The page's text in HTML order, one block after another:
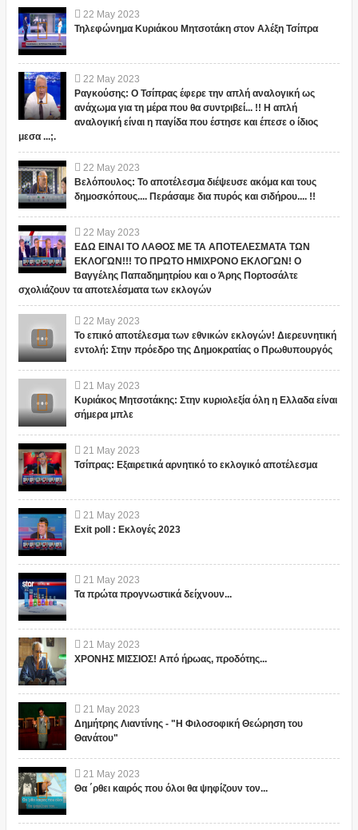
22 May 2023
Τηλεφώνημα Κυριάκου Μητσοτάκη στον Αλέξη Τσίπρα
22 May 2023
Ραγκούσης: Ο Τσίπρας έφερε την απλή αναλογική ως
ανάχωμα για τη μέρα που θα συντριβεί... !! Η απλή
αναλογική είναι η παγίδα που έστησε και έπεσε ο ίδιος
μεσα ...;.
22 May 2023
Βελόπουλος: Το αποτέλεσμα διέψευσε ακόμα και τους
δημοσκόπους.... Περάσαμε δια πυρός και σιδήρου.... !!
22 May 2023
ΕΔΩ ΕΙΝΑΙ ΤΟ ΛΑΘΟΣ ΜΕ ΤΑ ΑΠΟΤΕΛΕΣΜΑΤΑ ΤΩΝ
ΕΚΛΟΓΩΝ!!! ΤΟ ΠΡΩΤΟ ΗΜΙΧΡΟΝΟ ΕΚΛΟΓΩΝ! Ο
Βαγγέλης Παπαδημητρίου και ο Άρης Πορτοσάλτε
σχολιάζουν τα αποτελέσματα των εκλογών
22 May 2023
Το επικό αποτέλεσμα των εθνικών εκλογών! Διερευνητική
εντολή: Στην πρόεδρο της Δημοκρατίας ο Πρωθυπουργός
21 May 2023
Κυριάκος Μητσοτάκης: Στην κυριολεξία όλη η Ελλαδα είναι
σήμερα μπλε
21 May 2023
Τσίπρας: Εξαιρετικά αρνητικό το εκλογικό αποτέλεσμα
21 May 2023
Exit poll : Εκλογές 2023
21 May 2023
Τα πρώτα προγνωστικά δείχνουν...
21 May 2023
ΧΡΟΝΗΣ ΜΙΣΣΙΟΣ! Από ήρωας, προδότης...
21 May 2023
Δημήτρης Λιαντίνης - "Η Φιλοσοφική Θεώρηση του
Θανάτου"
21 May 2023
Θα ΄ρθει καιρός που όλοι θα ψηφίζουν τον...